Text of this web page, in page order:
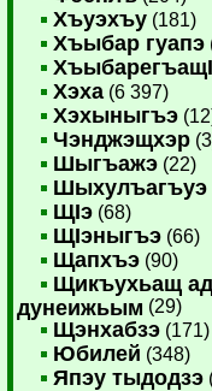
Хъуэхъу (181)
Хъыбар гуапэ
Хэха (6 397)
Хэхыныгъэ
Чэнджэщхэр
Шыгъажэ (22)
Шыхулъагъуэ
ЩIэ (68)
ЩIэныгъэ (66)
Щапхъэ (90)
Щикъухьащ
дунеижьым (29)
Щэнхабзэ (171)
Юбилей (348)
Япэу тыдодзэ